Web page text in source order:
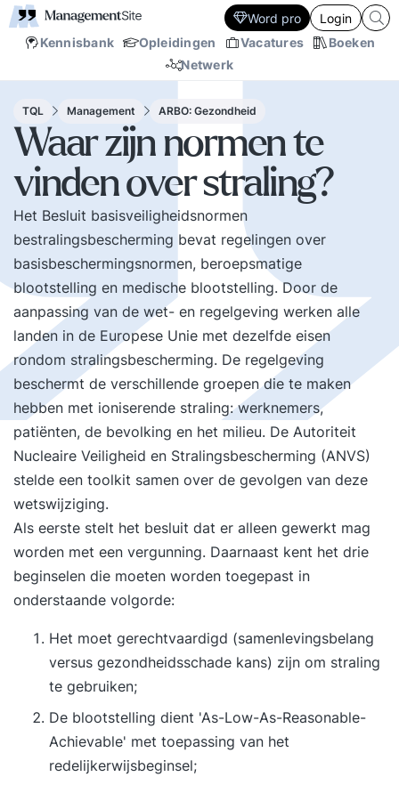
Kennisbank Opleidingen Vacatures
Boeken
Netwerk
Word pro Login
TQL Management ARBO: Gezondheid
Waar zijn normen te
vinden over straling?
Het Besluit basisveiligheidsnormen
bestralingsbescherming bevat regelingen over
basisbeschermingsnormen, beroepsmatige
blootstelling en medische blootstelling. Door de
aanpassing van de wet- en regelgeving werken alle
landen in de Europese Unie met dezelfde eisen
rondom stralingsbescherming. De regelgeving
beschermt de verschillende groepen die te maken
hebben met ioniserende straling: werknemers,
patiënten, de bevolking en het milieu. De Autoriteit
Nucleaire Veiligheid en Stralingsbescherming (ANVS)
stelde een toolkit samen over de gevolgen van deze
wetswijziging.
Als eerste stelt het besluit dat er alleen gewerkt mag
worden met een vergunning. Daarnaast kent het drie
beginselen die moeten worden toegepast in
onderstaande volgorde:
Het moet gerechtvaardigd (samenlevingsbelang
versus gezondheidsschade kans) zijn om straling
te gebruiken;
De blootstelling dient 'As-Low-As-Reasonable-
Achievable' met toepassing van het
redelijkerwijsbeginsel;